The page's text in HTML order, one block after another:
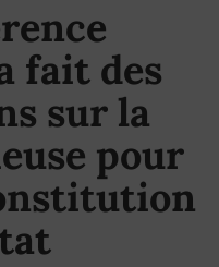
fait des
sur la
pour